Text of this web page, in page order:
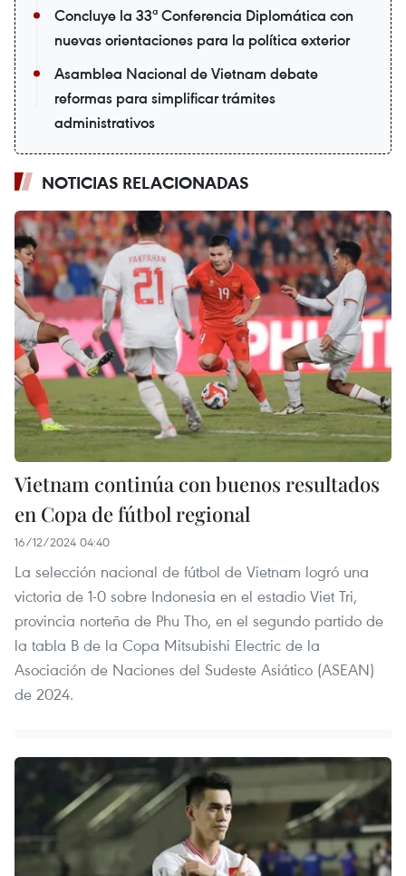
Concluye la 33ª Conferencia Diplomática con
nuevas orientaciones para la política exterior
Asamblea Nacional de Vietnam debate
reformas para simplificar trámites
administrativos
NOTICIAS RELACIONADAS
Vietnam continúa con buenos resultados
en Copa de fútbol regional
16/12/2024 04:40
La selección nacional de fútbol de Vietnam logró una
victoria de 1-0 sobre Indonesia en el estadio Viet Tri,
provincia norteña de Phu Tho, en el segundo partido de
la tabla B de la Copa Mitsubishi Electric de la
Asociación de Naciones del Sudeste Asiático (ASEAN)
de 2024.